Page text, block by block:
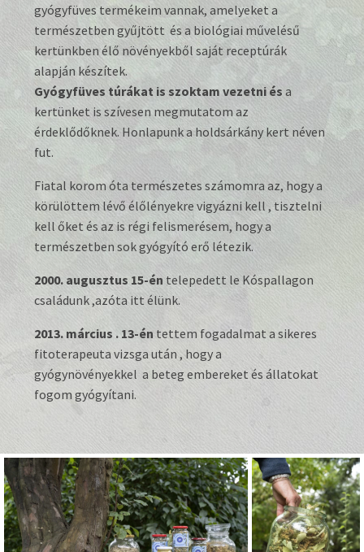
gyógyfüves termékeim vannak, amelyeket a
természetben gyűjtött és a biológiai művelésű
kertünkben élő növényekből saját receptúrák
alapján készítek.
Gyógyfüves túrákat is szoktam vezetni és a
kertünket is szívesen megmutatom az
érdeklődőknek. Honlapunk a holdsárkány kert néven
fut.
Fiatal korom óta természetes számomra az, hogy a
körülöttem lévő élőlényekre vigyázni kell , tisztelni
kell őket és az is régi felismerésem, hogy a
természetben sok gyógyító erő létezik.
2000. augusztus 15-én telepedett le Kóspallagon
családunk ,azóta itt élünk.
2013. március . 13-én tettem fogadalmat a sikeres
fitoterapeuta vizsga után , hogy a
gyógynövényekkel a beteg embereket és állatokat
fogom gyógyítani.